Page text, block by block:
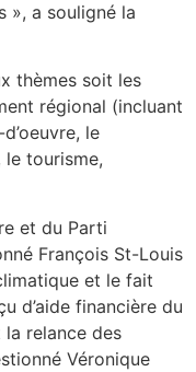
», a souligné la
thèmes soit les
régional (incluant
le
le tourisme,
et du Parti
François St-Louis
et le fait
d’aide financière du
relance des
Véronique